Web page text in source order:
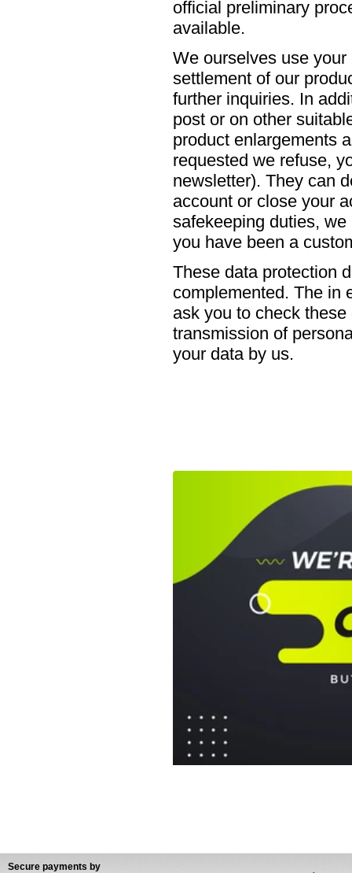
official preliminary
available.
We ourselves use
settlement of our
further inquiries. In
post or on other
product enlargements
requested we refuse,
newsletter). They can
account or close your
safekeeping duties,
you have been a
These data protection
complemented. The in
ask you to check
transmission of
your data by us.
Secure payments by